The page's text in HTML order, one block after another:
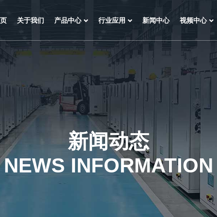
关于我们 产品中心 行业应用 新闻中心 视频中心
新闻动态
NEWS INFORMATION